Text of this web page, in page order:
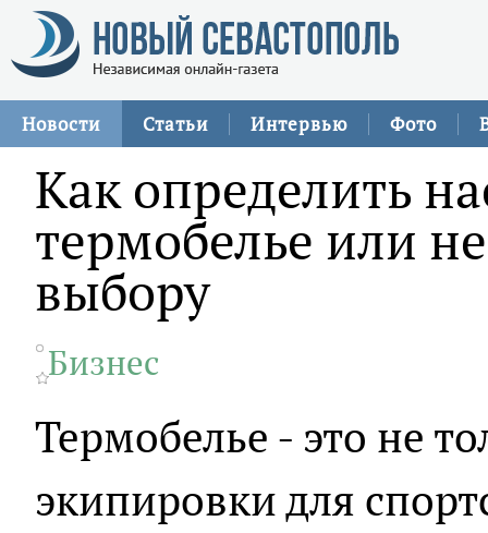
Новости Статьи Интервью Фото
Как определить
термобелье или
выбору
Бизнес
Термобелье - это не
экипировки для